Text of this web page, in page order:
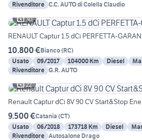
Rivenditore C.C. AUTO di Colella Claudio
30
RENAULT Captur 1.5 dCi PERFETTA-
10.800 €Bianco(RC)
Usato
09/2017 104000 Km Diesel
Rivenditore G.R. AUTO
22
Renault Captur dCi 8V 90 CV Start&Stop
9.500 €Catania (CT)
Usato
06/2018 173718 Km Diesel
Rivenditore Autosalone Drago